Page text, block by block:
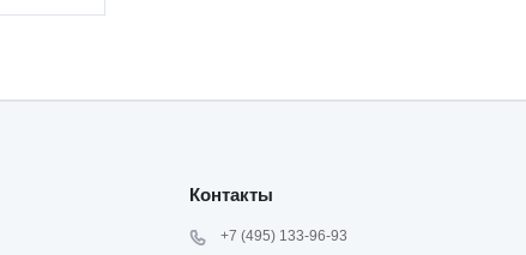
Контакты
+7 (495) 133-96-93